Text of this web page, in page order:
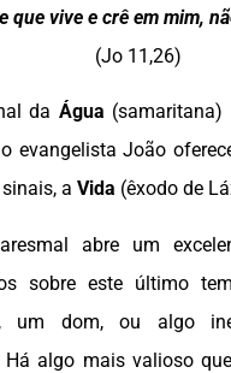
que vive e crê em mim,
(Jo 11,26)
da Água
evangelista João
a Vida (êxodo de
abre um
sobre este último
um dom, ou algo
Há algo mais valioso